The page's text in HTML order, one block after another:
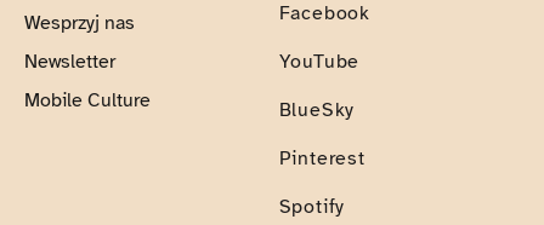
Wesprzyj nas
Newsletter
Mobile Culture
Facebook
YouTube
BlueSky
Pinterest
Spotify